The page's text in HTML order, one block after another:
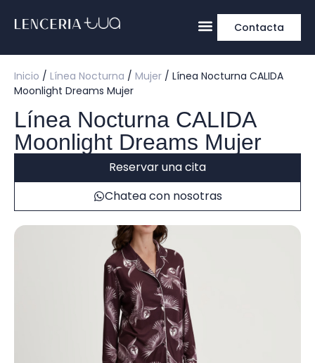
Contacta
Inicio / Línea Nocturna / Mujer / Línea Nocturna CALIDA
Moonlight Dreams Mujer
Línea Nocturna CALIDA
Moonlight Dreams Mujer
Reservar una cita
Chatea con nosotras